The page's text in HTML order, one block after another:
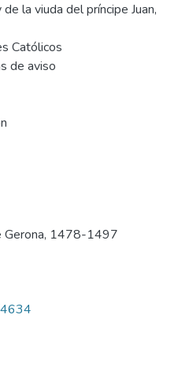
la viuda del príncipe Juan,
Católicos
de aviso
Gerona, 1478-1497